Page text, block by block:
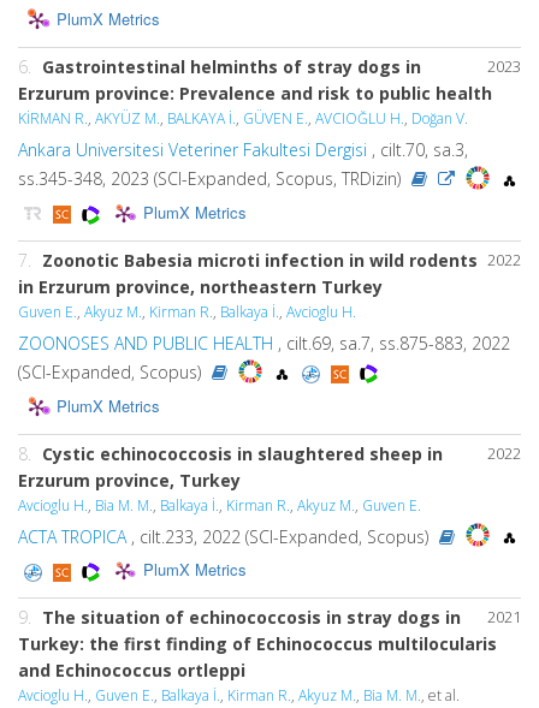
PlumX Metrics
2023
6. Gastrointestinal helminths of stray dogs in
Erzurum province: Prevalence and risk to public health
KİRMAN R., AKYÜZ M., BALKAYA İ., GÜVEN E., AVCIOĞLU H., Doğan V.
Ankara Universitesi Veteriner Fakultesi Dergisi , cilt.70, sa.3,
ss.345-348, 2023 (SCI-Expanded, Scopus, TRDizin)
PlumX Metrics
2022
7.
Zoonotic Babesia microti infection in wild rodents
in Erzurum province, northeastern Turkey
Guven E., Akyuz M., Kirman R., Balkaya İ., Avcioglu H.
ZOONOSES AND PUBLIC HEALTH , cilt.69, sa.7, ss.875-883, 2022
(SCI-Expanded, Scopus)
PlumX Metrics
2022
8.
Cystic echinococcosis in slaughtered sheep in
Erzurum province, Turkey
Avcioglu H., Bia M. M., Balkaya İ., Kirman R., Akyuz M., Guven E.
ACTA TROPICA , cilt.233, 2022 (SCI-Expanded, Scopus)
PlumX Metrics
2021
9. The situation of echinococcosis in stray dogs in
Turkey: the first finding of Echinococcus multilocularis
and Echinococcus ortleppi
Avcioglu H., Guven E., Balkaya İ., Kirman R., Akyuz M., Bia M. M., et al.